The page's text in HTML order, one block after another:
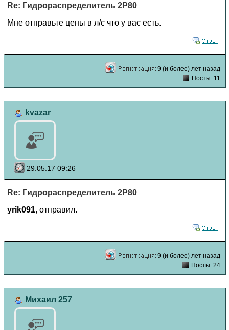
Re: Гидрораспределитель 2Р80
Мне отправьте цены в л/с что у вас есть.
9 (и более) лет назад
Посты: 11
kvazar
29.05.17 09:26
Re: Гидрораспределитель 2Р80
yrik091, отправил.
9 (и более) лет назад
Посты: 24
Михаил 257